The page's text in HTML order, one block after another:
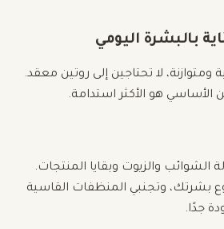
بالبشرة اليومي
لا تحتاجين إلى روتين معقد.
الأساسي هو الأكثر استدامة.
الشوائب والزيوت وبقايا المنتجات.
بشرتك، وتجنبي المنظفات القاسية
جدًا.